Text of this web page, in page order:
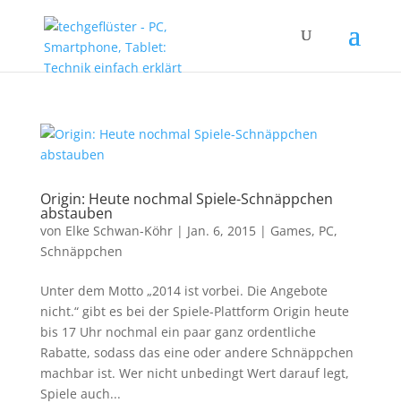
Origin: Heute nochmal Spiele-Schnäppchen
abstauben
von Elke Schwan-Köhr| Jan. 6, 2015| Games, PC,
Schnäppchen
Unter dem Motto „2014 ist vorbei. Die Angebote
nicht.“ gibt es bei der Spiele-Plattform Origin heute
bis 17 Uhr nochmal ein paar ganz ordentliche
Rabatte, sodass das eine oder andere Schnäppchen
machbar ist. Wer nicht unbedingt Wert darauf legt,
Spiele auch...